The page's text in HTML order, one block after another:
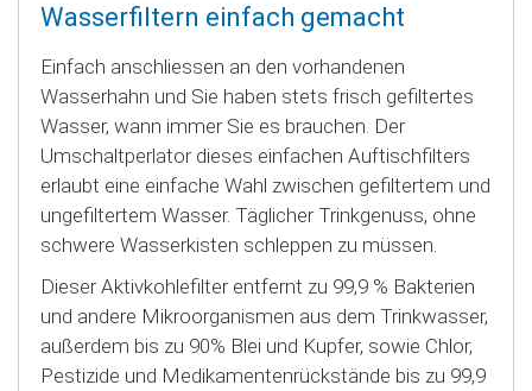
Wasserfiltern einfach gemacht
Einfach anschliessen an den vorhandenen
Wasserhahn und Sie haben stets frisch gefiltertes
Wasser, wann immer Sie es brauchen. Der
Umschaltperlator dieses einfachen Auftischfilters
erlaubt eine einfache Wahl zwischen gefiltertem und
ungefiltertem Wasser. Täglicher Trinkgenuss, ohne
schwere Wasserkisten schleppen zu müssen.
Dieser Aktivkohlefilter entfernt zu 99,9 % Bakterien
und andere Mikroorganismen aus dem Trinkwasser,
außerdem bis zu 90% Blei und Kupfer, sowie Chlor,
Pestizide und Medikamentenrückstände bis zu 99,9